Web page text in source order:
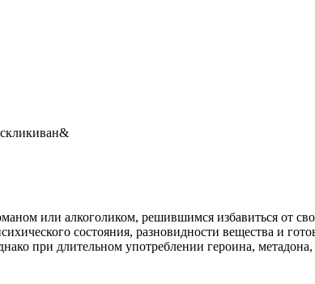
или алкоголиком, решившимся избавиться от
состояния, разновидности вещества и
при длительном употреблении героина,